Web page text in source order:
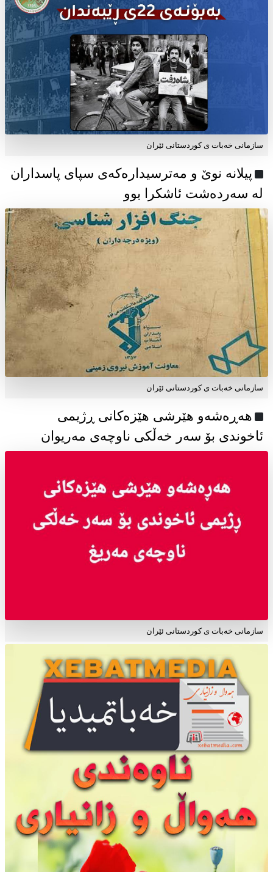
سازمانی خەبات ی كوردستانی ئێران
پیلانە نوێ و مەترسیدارەکەی سپای پاسداران
لە سەردەشت ئاشکرا بوو
سازمانی خەبات ی كوردستانی ئێران
هەڕەشەو هێرشی هێزەکانی ڕژیمی
ئاخوندی بۆ سەر خەڵکی ناوچەی مەریوان
سازمانی خەبات ی کوردستانی ئێران